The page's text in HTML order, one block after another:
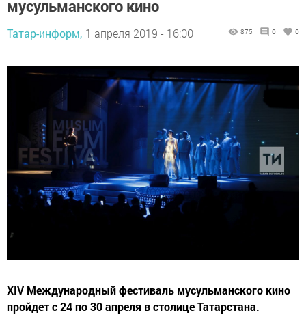
мусульманского кино
Татар-информ, 1 апреля 2019 - 16:00 875 0 0
XIV Международный фестиваль мусульманского кино
пройдет с 24 по 30 апреля в столице Татарстана.